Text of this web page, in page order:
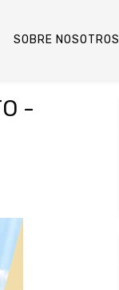
SOBRE NOSOTROS
-